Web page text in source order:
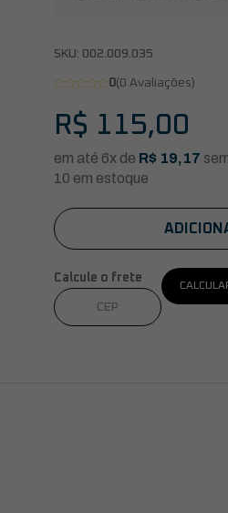
SKU: 002.009.035
0(0 Avaliações)
R$ 115,00
em até 6x de R$ 19,17
10 em estoque
Calcule o frete